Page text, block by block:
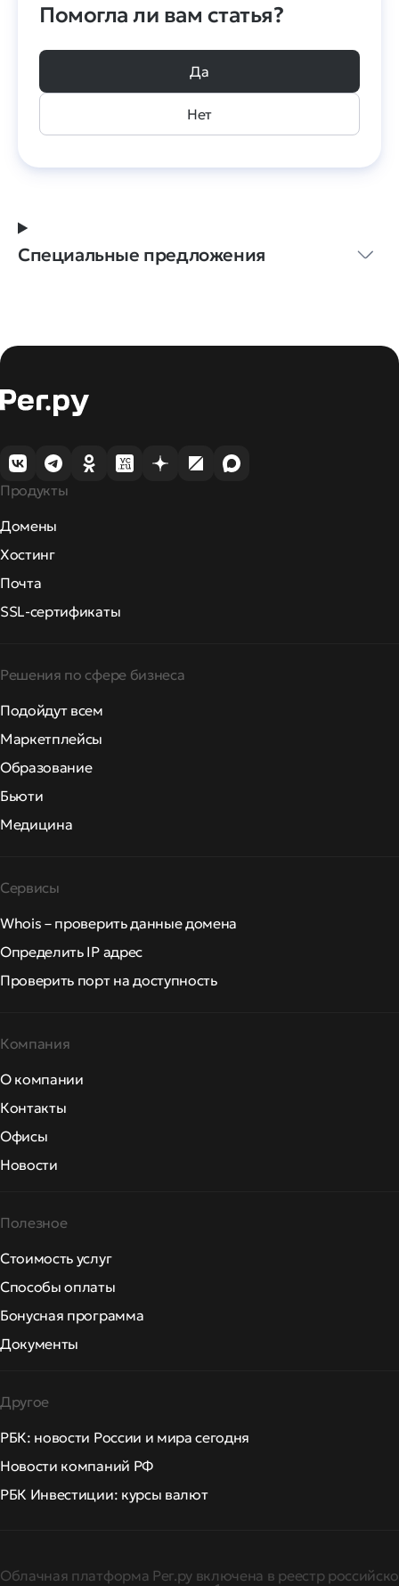
Помогла ли вам статья?
Да
Нет
Специальные предложения
Продукты
Домены
Хостинг
Почта
SSL-сертификаты
Решения по сфере бизнеса
Подойдут всем
Маркетплейсы
Образование
Бьюти
Медицина
Сервисы
Whois – проверить данные домена
Определить IP адрес
Проверить порт на доступность
Компания
О компании
Контакты
Офисы
Новости
Полезное
Стоимость услуг
Способы оплаты
Бонусная программа
Документы
Другое
РБК: новости России и мира сегодня
Новости компаний РФ
РБК Инвестиции: курсы валют
Облачная платформа Рег.ру включена в реестр